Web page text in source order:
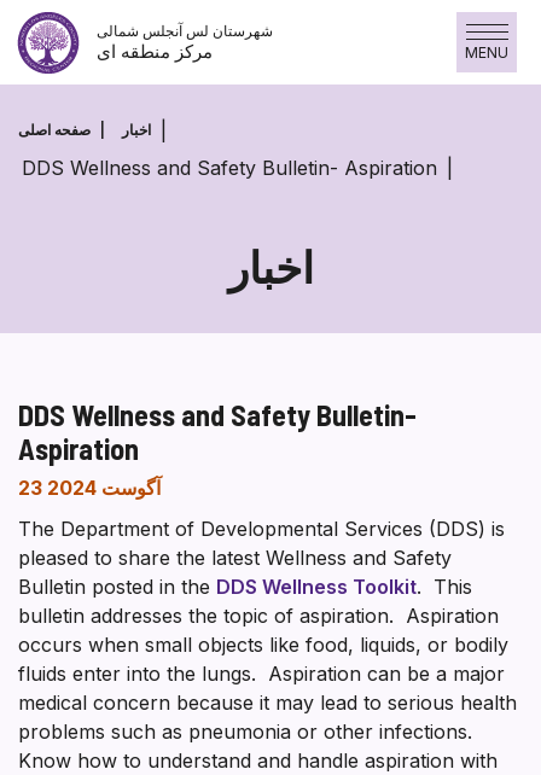
پرش
محتوا
شهرستان لس آنجلس شمالی
مرکز منطقه ای MENU
صفحه اصلی اخبار
DDS Wellness and Safety Bulletin- Aspiration
اخبار
DDS Wellness and Safety Bulletin-
Aspiration
23 آگوست 2024
The Department of Developmental Services (DDS) is
pleased to share the latest Wellness and Safety
Bulletin posted in the DDS Wellness Toolkit. This
bulletin addresses the topic of aspiration. Aspiration
occurs when small objects like food, liquids, or bodily
fluids enter into the lungs. Aspiration can be a major
medical concern because it may lead to serious health
problems such as pneumonia or other infections.
Know how to understand and handle aspiration with